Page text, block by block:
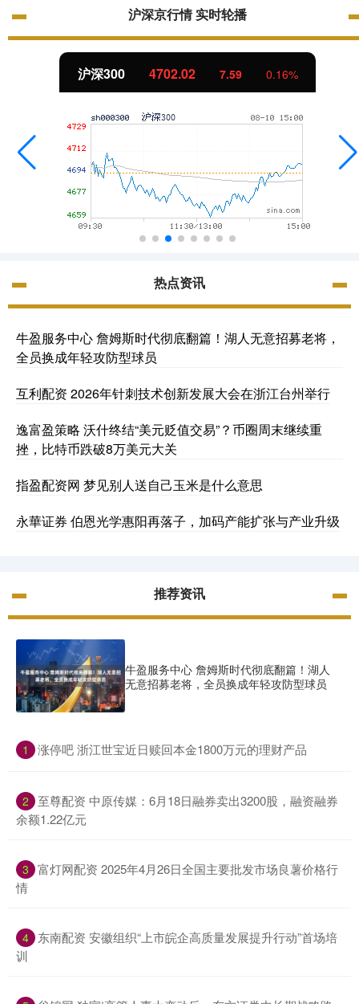
沪深京行情 实时轮播
北证50 1122.88 -11.37 -1.00%
热点资讯
牛盈服务中心 詹姆斯时代彻底翻篇！湖人无意招募老将，
全员换成年轻攻防型球员
互利配资 2026年针刺技术创新发展大会在浙江台州举行
逸富盈策略 沃什终结“美元贬值交易”？币圈周末继续重
挫，比特币跌破8万美元大关
指盈配资网 梦见别人送自己玉米是什么意思
永華证券 伯恩光学惠阳再落子，加码产能扩张与产业升级
推荐资讯
牛盈服务中心 詹姆斯时代彻底翻篇！湖人
无意招募老将，全员换成年轻攻防型球员
1 ​涨停吧 浙江世宝近日赎回本金1800万元的理财产品
2 ​至尊配资 中原传媒：6月18日融券卖出3200股，融资融券
余额1.22亿元
3 ​富灯网配资 2025年4月26日全国主要批发市场良薯价格行
情
4 ​东南配资 安徽组织“上市皖企高质量发展提升行动”首场培
训